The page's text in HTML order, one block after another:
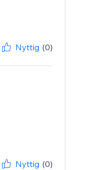
Nyttig (0)
Nyttig (0)